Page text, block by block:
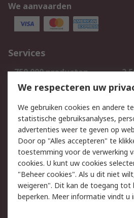
We aanvaarden
Services
750.000 producten
Bestellen
Track & Trace
Wettelijk
Cookiebeleid
Privacybeleid
Algemene
verkoopvoorwaarden
We respecteren uw
We gebruiken cookies en andere
statistische gebruiksanalyses,
advertenties weer te geven op
Door op "Alles accepteren" te
toestemming voor de verwerking
cookies. U kunt uw cookies
"Beheer cookies". Als u dit niet
weigeren". Dit kan de toegang tot
beperken. Meer informatie vindt u